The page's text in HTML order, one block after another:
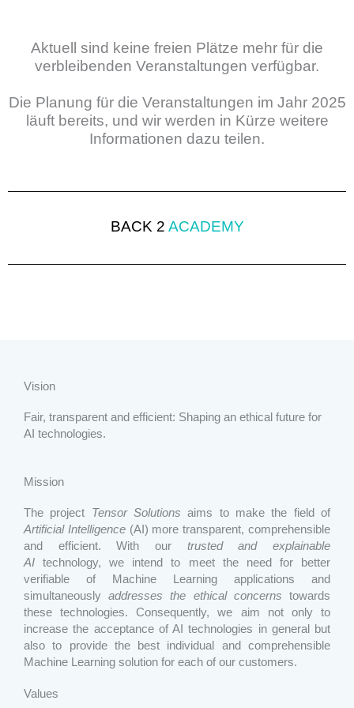
Aktuell sind keine freien Plätze mehr für die
verbleibenden Veranstaltungen verfügbar.
Die Planung für die Veranstaltungen im Jahr 2025
läuft bereits, und wir werden in Kürze weitere
Informationen dazu teilen.
BACK 2 ACADEMY
Vision
Fair, transparent and efficient: Shaping an ethical future for
AI technologies.
Mission
The project Tensor Solutions aims to make the field of
Artificial Intelligence(AI) more transparent, comprehensible
and efficient. With our trusted and explainable
AI technology, we intend to meet the need for better
verifiable of Machine Learning applications and
simultaneouslyaddresses the ethical concerns towards
these technologies. Consequently, we aim not only to
increase the acceptance of AI technologies in general but
also to provide the best individual and comprehensible
Machine Learning solution for each of our customers.
Values